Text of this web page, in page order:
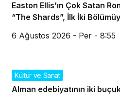
Easton Ellis’ın Çok Satan
“The Shards”, İlk İki
6 Ağustos 2026 - Per - 8:55
Kültür ve Sanat
Alman edebiyatının iki